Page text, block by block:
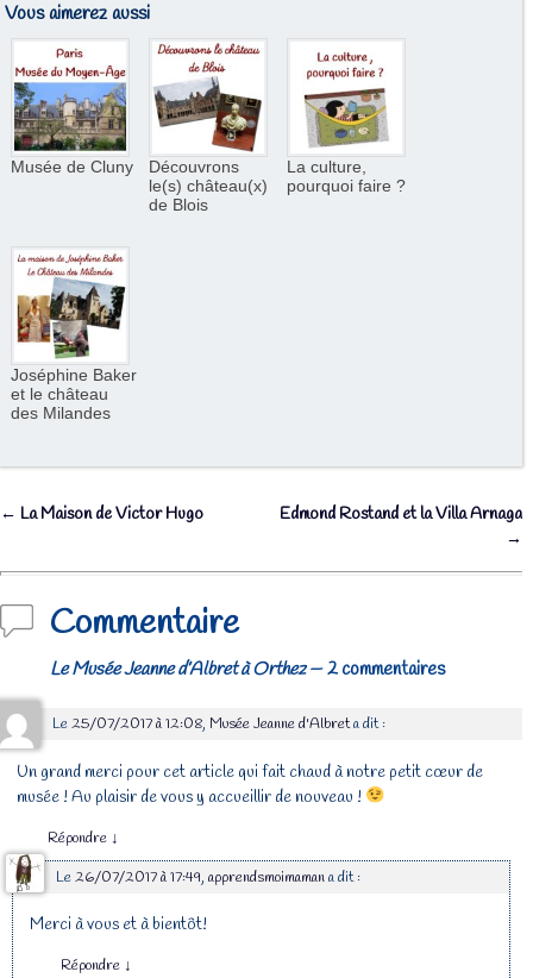
Vous aimerez aussi
Musée de Cluny
Découvrons
le(s) château(x)
de Blois
La culture,
pourquoi faire ?
Joséphine Baker
et le château
des Milandes
← La Maison de Victor Hugo
Edmond Rostand et la Villa Arnaga
→
Commentaire
Le Musée Jeanne d’Albret à Orthez— 2 commentaires
Le25/07/2017 à 12:08, Musée Jeanne d'Albreta dit :
Un grand merci pour cet article qui fait chaud à notre petit cœur de
musée ! Au plaisir de vous y accueillir de nouveau !
Répondre ↓
Le26/07/2017 à 17:49, apprendsmoimamana dit :
Merci à vous et à bientôt!
Répondre ↓